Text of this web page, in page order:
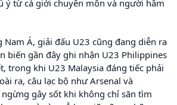
ý từ cả giới chuyên môn và người hâm
Á, giải đấu U23 cũng đang diễn ra
biến gần đây ghi nhận U23 Philippines
trong khi U23 Malaysia đáng tiếc phải
ra, câu lạc bộ như Arsenal và
ngừng gây sốt khi không chỉ săn tìm